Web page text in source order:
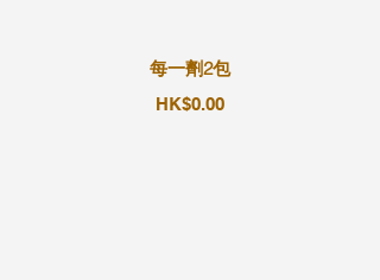
每一劑2包
HK$0.00